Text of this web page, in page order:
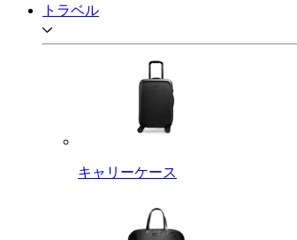
トラベル
キャリーケース